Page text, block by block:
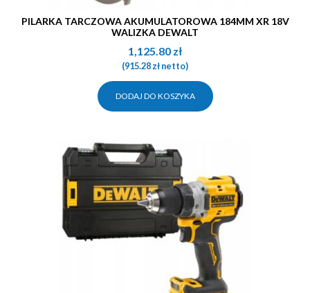
PILARKA TARCZOWA AKUMULATOROWA 184MM XR 18V
WALIZKA DEWALT
1,125.80 zł
(915.28złnetto)
DODAJ DO KOSZYKA